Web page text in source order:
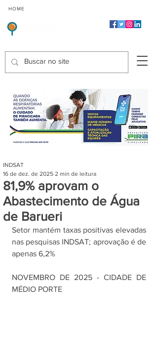
HOME
81,9% aprovam o
Abastecimento de Água
de Barueri
INDSAT
16 de dez. de 2025 2 min de leitura
Setor mantém taxas positivas elevadas
nas pesquisas INDSAT; aprovação é de
apenas 6,2%
NOVEMBRO DE 2025 - CIDADE DE
MÉDIO PORTE